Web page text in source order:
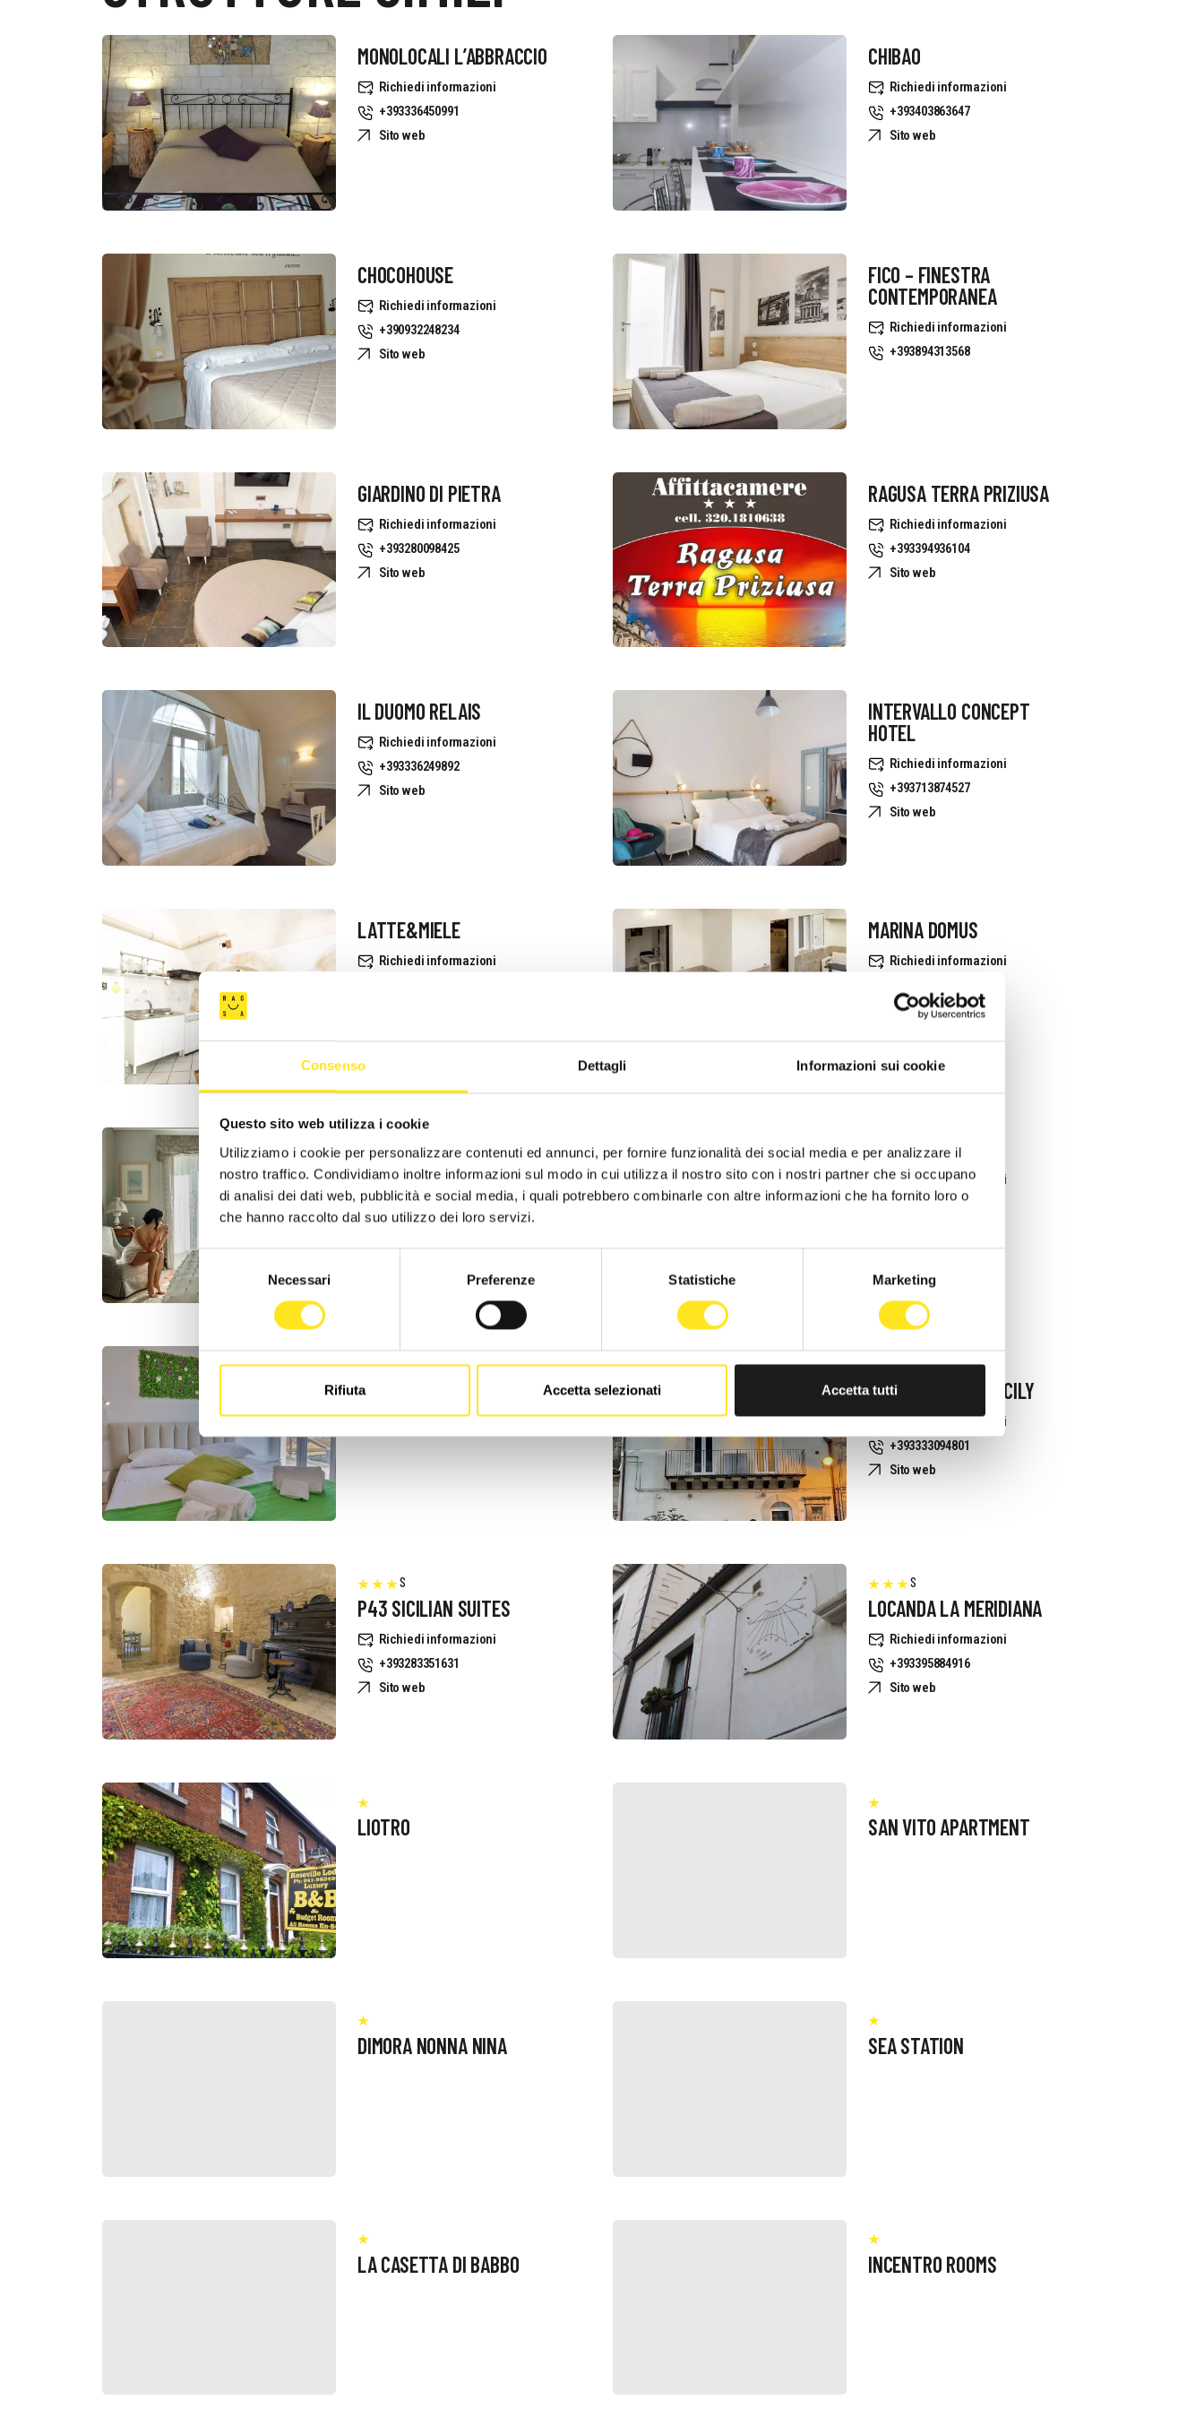
Consenso Dettagli Informazioni sui cookie
Questo sito web utilizza i cookie
Utilizziamo i cookie per personalizzare contenuti ed annunci, per fornire funzionalità dei social media e per analizzare il
nostro traffico. Condividiamo inoltre informazioni sul modo in cui utilizza il nostro sito con i nostri partner che si occupano
di analisi dei dati web, pubblicità e social media, i quali potrebbero combinarle con altre informazioni che ha fornito loro o
che hanno raccolto dal suo utilizzo dei loro servizi.
Selezione
del
consenso
Necessari Preferenze Statistiche Marketing
Rifiuta Accetta selezionati Accetta tutti
MONOLOCALI L’ABBRACCIO
Richiedi informazioni
+393336450991
Sito web
CHIBAO
Richiedi informazioni
+393403863647
Sito web
CHOCOHOUSE
Richiedi informazioni
+390932248234
Sito web
FICO – FINESTRA
CONTEMPORANEA
Richiedi informazioni
+393894313568
GIARDINO DI PIETRA
Richiedi informazioni
+393280098425
Sito web
RAGUSA TERRA PRIZIUSA
Richiedi informazioni
+393394936104
Sito web
IL DUOMO RELAIS
Richiedi informazioni
+393336249892
Sito web
INTERVALLO CONCEPT
HOTEL
Richiedi informazioni
+393713874527
Sito web
LATTE&MIELE
Richiedi informazioni
MARINA DOMUS
Richiedi informazioni
Sito web
PALAZZO DEGLI ANTOCI –
MAISON DE CHARME
Richiedi informazioni
+3909321847163
PIETRA NERA
Richiedi informazioni
3479909257
VILLA VANI
Sito web
S
MORONERO IBLA SICILY
Richiedi informazioni
+393333094801
Sito web
S
P43 SICILIAN SUITES
Richiedi informazioni
+393283351631
Sito web
S
LOCANDA LA MERIDIANA
Richiedi informazioni
+393395884916
Sito web
LIOTRO SAN VITO APARTMENT
DIMORA NONNA NINA SEA STATION
LA CASETTA DI BABBO INCENTRO ROOMS